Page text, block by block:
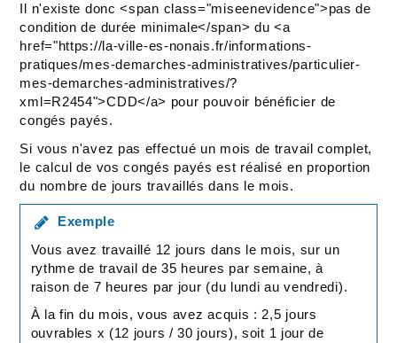
Il n'existe donc <span class="miseenevidence">pas de
condition de durée minimale</span> du <a
href="https://la-ville-es-nonais.fr/informations-
pratiques/mes-demarches-administratives/particulier-
mes-demarches-administratives/?
xml=R2454">CDD</a> pour pouvoir bénéficier de
congés payés.
Si vous n'avez pas effectué un mois de travail complet,
le calcul de vos congés payés est réalisé en proportion
du nombre de jours travaillés dans le mois.
Exemple
Vous avez travaillé 12 jours dans le mois, sur un
rythme de travail de 35 heures par semaine, à
raison de 7 heures par jour (du lundi au vendredi).
À la fin du mois, vous avez acquis : 2,5 jours
ouvrables x (12 jours / 30 jours), soit 1 jour de